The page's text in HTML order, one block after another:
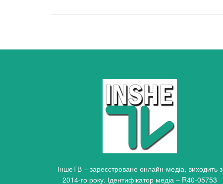
ІншеТВ – зареєстроване онлайн-медіа, виходить з
2014-го року. Ідентифікатор медіа – R40-05753